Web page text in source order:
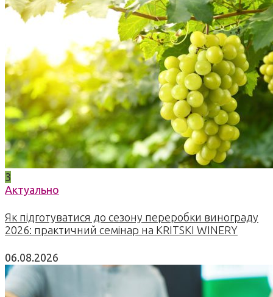
3
Актуально
Як підготуватися до сезону переробки винограду
2026: практичний семінар на KRITSKI WINERY
06.08.2026